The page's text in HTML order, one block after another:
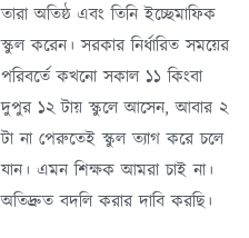
তারা অতিষ্ঠ এবং তিনি ইচ্ছেমাফিক
স্কুল করেন। সরকার নির্ধারিত সময়ের
পরিবর্তে কখনো সকাল ১১ কিংবা
দুপুর ১২ টায় স্কুলে আসেন, আবার ২
টা না পেরুতেই স্কুল ত্যাগ করে চলে
যান। এমন শিক্ষক আমরা চাই না।
অতিদ্রুত বদলি করার দাবি করছি।